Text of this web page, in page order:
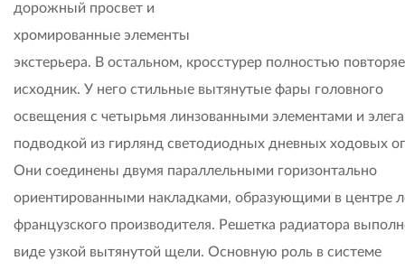
дорожный просвет и
хромированные элементы
экстерьера. В остальном, кросстурер полностью
исходник. У него стильные вытянутые фары головного
освещения с четырьмя линзованными элементами и
подводкой из гирлянд светодиодных дневных ходовых
Они соединены двумя параллельными горизонтально
ориентированными накладками, образующими в центре
французского производителя. Решетка радиатора
виде узкой вытянутой щели. Основную роль в системе